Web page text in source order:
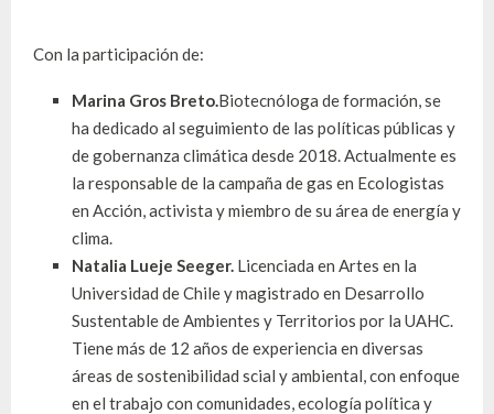
Con la participación de:
Marina Gros Breto.Biotecnóloga de formación, se
ha dedicado al seguimiento de las políticas públicas y
de gobernanza climática desde 2018. Actualmente es
la responsable de la campaña de gas en Ecologistas
en Acción, activista y miembro de su área de energía y
clima.
Natalia Lueje Seeger. Licenciada en Artes en la
Universidad de Chile y magistrado en Desarrollo
Sustentable de Ambientes y Territorios por la UAHC.
Tiene más de 12 años de experiencia en diversas
áreas de sostenibilidad scial y ambiental, con enfoque
en el trabajo con comunidades, ecología política y